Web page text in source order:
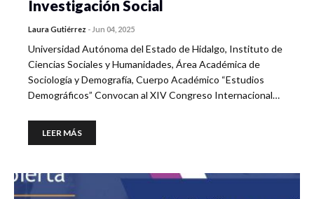
Investigación Social
Laura Gutiérrez - Jun 04, 2025
Universidad Autónoma del Estado de Hidalgo, Instituto de
Ciencias Sociales y Humanidades, Área Académica de
Sociología y Demografía, Cuerpo Académico “Estudios
Demográficos” Convocan al XIV Congreso Internacional…
LEER MÁS